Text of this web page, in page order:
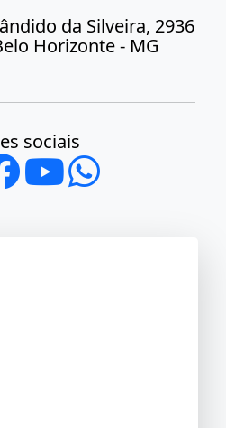
da Silveira, 2936
Horizonte - MG
sociais